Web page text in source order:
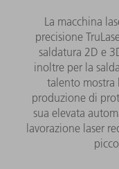
La macchina
precisione
saldatura 2D e
inoltre per la
talento mostra
produzione di
sua elevata
lavorazione laser